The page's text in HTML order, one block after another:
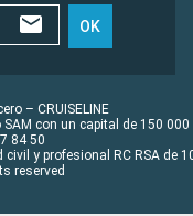
OK
– CRUISELINE
con un capital de 150 000
84 50
y profesional RC RSA de
reserved